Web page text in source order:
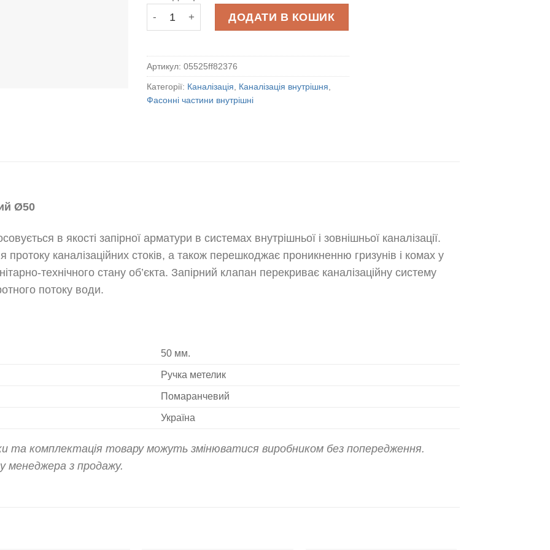
ДОДАТИ В КОШИК
Артикул: 05525ff82376
Категорії: Каналізація Каналізація внутрішня
Фасонні частини внутрішні
Ø50
в якості запірної арматури в системах внутрішньої і зовнішньої каналізації.
каналізаційних стоків, а також перешкоджає проникненню гризунів і комах у
технічного стану об’єкта. Запірний клапан перекриває каналізаційну систему
потоку води.
50 мм.
Ручка метелик
Помаранчевий
Україна
та комплектація товару можуть змінюватися виробником без попередження.
менеджера з продажу.